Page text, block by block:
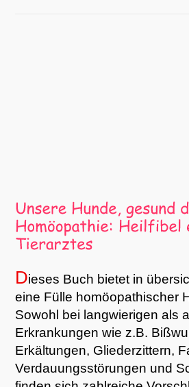
Dieses Buch bietet in
eine Fülle homöopathischer
Sowohl bei langwierigen als
Erkrankungen wie z.B.
Erkältungen, Gliederzittern,
Verdauungsstörungen und